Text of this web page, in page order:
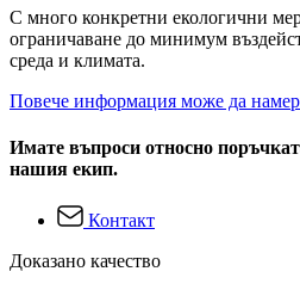
С много конкретни екологични
ограничаване до минимум
среда и климата.
Повече информация може да
Имате въпроси относно
нашия екип.
Контакт
Доказано качество